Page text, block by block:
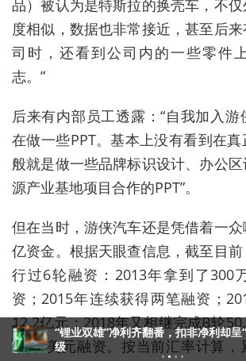
品）被认为是特斯拉的换壳车，不
度相似，数据也非常接近，甚至后
司时，还看到公司内的一些零件
志。”
后来有内部员工透露：“自我加入
在做一些PPT。基本上没有看到在
般就是做一些品牌标识设计、办公
源产业基地项目合作的PPT”。
但在当时，游侠汽车还是凭借着一
亿资金。根据天眼查信息，截至目
行过6轮融资：2013年拿到了300
资；2015年连续获得两笔融资；
12.2亿元；2018年又相继完成B轮
3.5亿美元融资。按当前汇率计算，
“锂业双雄”净利齐翻番，扣非净利却呈
级